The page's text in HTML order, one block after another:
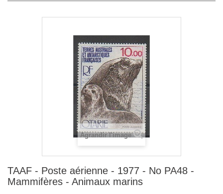
Agrandir l'image
TAAF - Poste aérienne - 1977 - No PA48 -
Mammifères - Animaux marins